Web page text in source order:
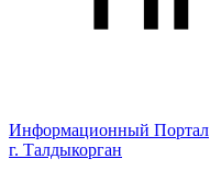
Информационный Портал
г. Талдыкорган